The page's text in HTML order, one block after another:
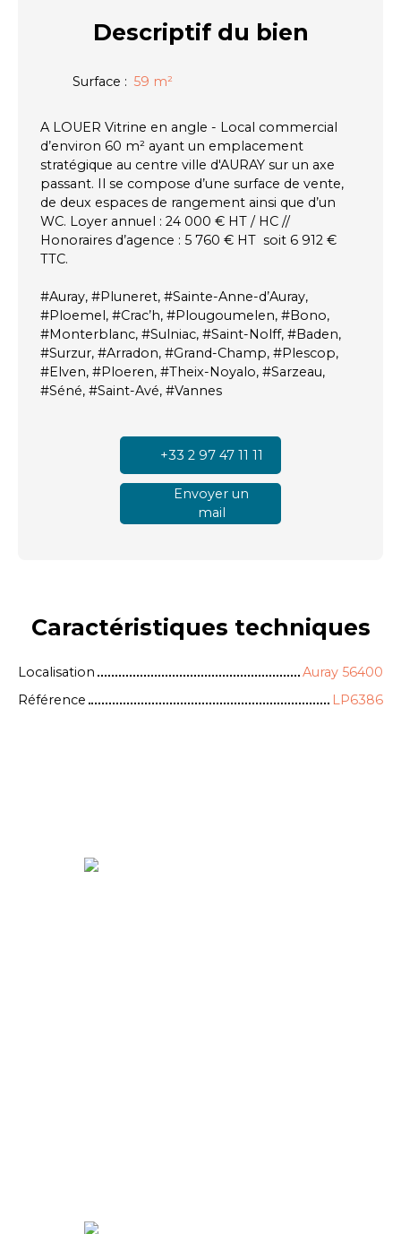
Descriptifdu bien
Surface : 59 m²
A LOUER Vitrine en angle - Local commercial
d’environ 60 m² ayant un emplacement
stratégique au centre ville d'AURAY sur un axe
passant. Il se compose d’une surface de vente,
de deux espaces de rangement ainsi que d’un
WC. Loyer annuel : 24 000 € HT / HC //
Honoraires d’agence : 5 760 € HT soit 6 912 €
TTC.
#Auray, #Pluneret, #Sainte-Anne-d’Auray,
#Ploemel, #Crac’h, #Plougoumelen, #Bono,
#Monterblanc, #Sulniac, #Saint-Nolff, #Baden,
#Surzur, #Arradon, #Grand-Champ, #Plescop,
#Elven, #Ploeren, #Theix-Noyalo, #Sarzeau,
#Séné, #Saint-Avé, #Vannes
+33 2 97 47 11 11
Envoyer un
mail
Caractéristiques techniques
Localisation
Auray 56400
Référence
LP6386